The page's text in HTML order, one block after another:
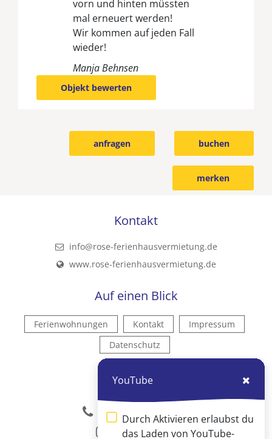
vorn und hinten müssten
mal erneuert werden!
Wir kommen auf jeden Fall
wieder!
Manja Behnsen
Objekt bewerten
buchen
anfragen
merken
Kontakt
info@rose-ferienhausvermietung.de
www.rose-ferienhausvermietung.de
Auf einen Blick
Ferienwohnungen Kontakt
Impressum
Datenschutz
Kontakt
04751 909795
Instagram
YouTube
Durch Aktivieren erlaubst du
das Laden von YouTube-